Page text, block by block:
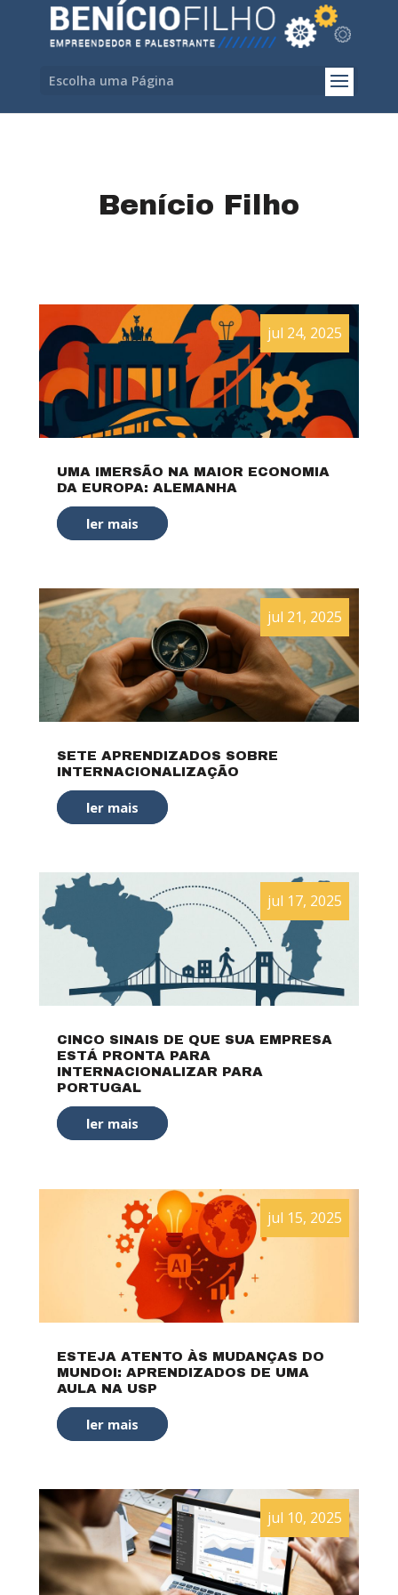
Escolha uma Página
Benício Filho
UMA IMERSÃO NA MAIOR ECONOMIA
DA EUROPA: ALEMANHA
jul 24, 2025
ler mais
SETE APRENDIZADOS SOBRE
INTERNACIONALIZAÇÃO
jul 21, 2025
ler mais
CINCO SINAIS DE QUE SUA EMPRESA
ESTÁ PRONTA PARA
INTERNACIONALIZAR PARA
PORTUGAL
jul 17, 2025
ler mais
ESTEJA ATENTO ÀS MUDANÇAS DO
MUNDOI: APRENDIZADOS DE UMA
AULA NA USP
jul 15, 2025
ler mais
jul 10, 2025